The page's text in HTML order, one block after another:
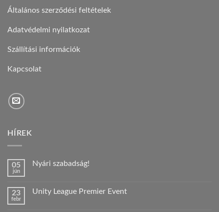
Általános szerződési feltételek
Adatvédelmi nyilatkozat
Szállítási információk
Kapcsolat
HÍREK
05
jún
Nyári szabadság!
Nyári
23
febr
Unity League Premier Event